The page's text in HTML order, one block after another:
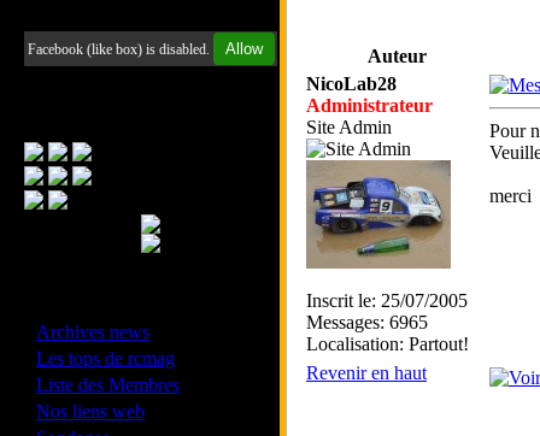
Facebook (like box) is disabled. Allow
Archives news
Les tops de rcmag
Liste des Membres
Nos liens web
Auteur
NicoLab28
Administrateur
Site Admin
Inscrit le: 25/07/2005
Messages: 6965
Localisation: Partout!
Pour
merci
Revenir en haut